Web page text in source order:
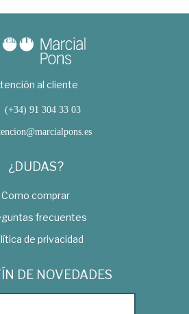
al cliente
(+34) 91 304 33 03
¿DUDAS?
Como comprar
frecuentes
de privacidad
DE NOVEDADES